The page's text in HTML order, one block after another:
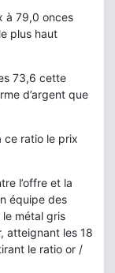
à 79,0 onces
plus haut
73,6 cette
d’argent que
ce ratio le prix
l’offre et la
équipe des
le métal gris
atteignant les 18
le ratio or /